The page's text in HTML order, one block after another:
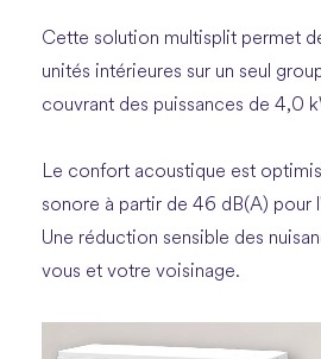
Cette solution multisplit permet
unités intérieures sur un seul
couvrant des puissances de 4,0
Le confort acoustique est
sonore à partir de 46 dB(A) pour
Une réduction sensible des
vous et votre voisinage.